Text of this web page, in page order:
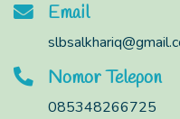
Email
Nomor Telepon
085348266725